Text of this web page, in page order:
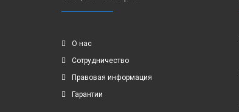
О нас
Сотрудничество
Правовая информация
Гарантии